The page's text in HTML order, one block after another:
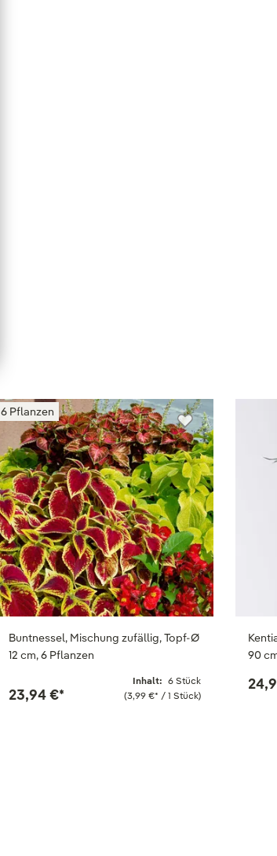
6 Pflanzen
Buntnessel, Mischung zufällig, Topf-Ø
12 cm, 6 Pflanzen
Inhalt: 6 Stück
(3,99 €* / 1 Stück)
23,94 €*
90